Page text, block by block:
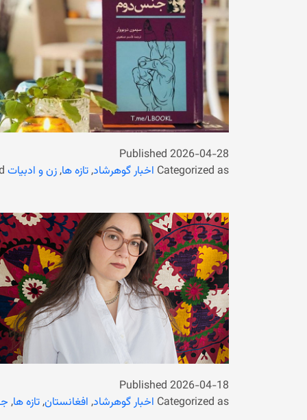
Published 2026-04-28
Categorized as اخبار گوهرشاد,تازه ها,زن و ادبیات
Published 2026-04-18
Categorized as اخبار گوهرشاد, افغانستان,تازه ها,